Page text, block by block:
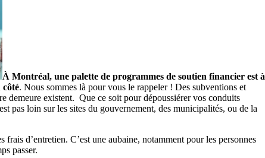
À Montréal, une palette de programmes de soutien financier est à
côté. Nous sommes là pour vous le rappeler ! Des subventions et
demeure existent. Que ce soit pour dépoussiérer vos conduits
pas loin sur les sites du gouvernement, des municipalités, ou de la
d’entretien. C’est une aubaine, notamment pour les personnes
passer.